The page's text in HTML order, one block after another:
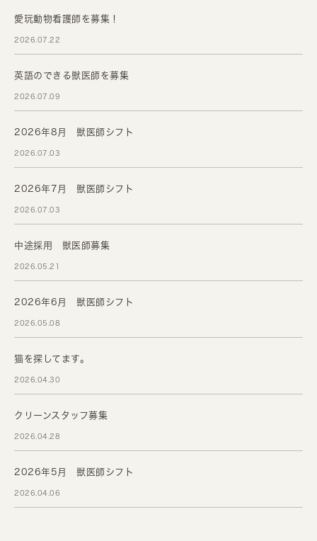
愛玩動物看護師を募集！
2026.07.22
英語のできる獣医師を募集
2026.07.09
2026年8月 獣医師シフト
2026.07.03
2026年7月 獣医師シフト
2026.07.03
中途採用 獣医師募集
2026.05.21
2026年6月 獣医師シフト
2026.05.08
猫を探してます。
2026.04.30
クリーンスタッフ募集
2026.04.28
2026年5月 獣医師シフト
2026.04.06